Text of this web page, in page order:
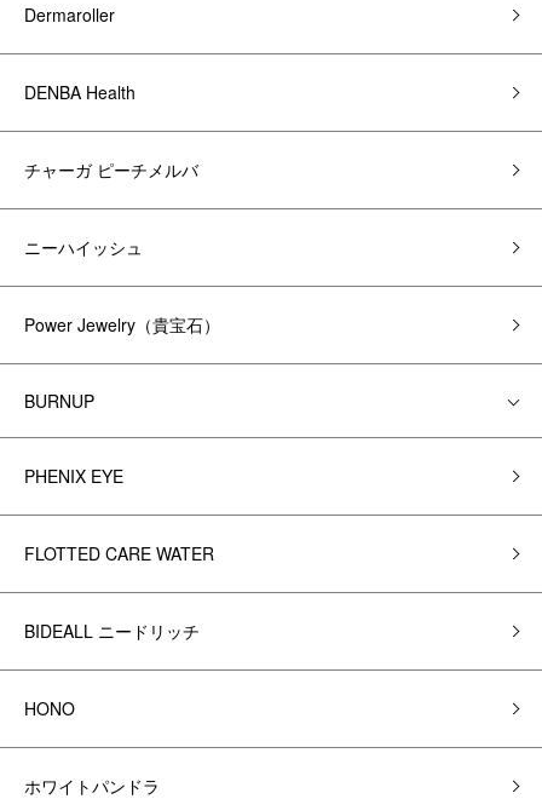
Dermaroller
DENBA Health
チャーガ ピーチメルバ
ニーハイッシュ
Power Jewelry（貴宝石）
BURNUP
PHENIX EYE
FLOTTED CARE WATER
BIDEALL ニードリッチ
HONO
ホワイトパンドラ